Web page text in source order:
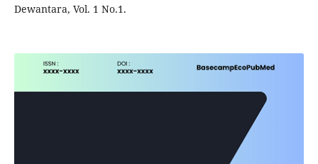
Dewantara, Vol. 1 No.1.